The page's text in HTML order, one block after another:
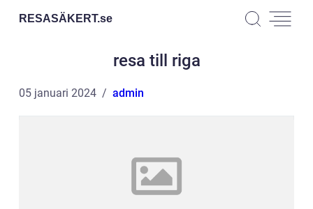
RESASÄKERT.se
resa till riga
05 januari 2024 admin